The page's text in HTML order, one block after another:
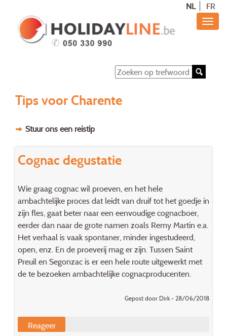
NL FR
Tips voor Charente
Stuur ons een reistip
Cognac degustatie
Wie graag cognac wil proeven, en het hele
ambachtelijke proces dat leidt van druif tot het goedje in
zijn fles, gaat beter naar een eenvoudige cognacboer,
eerder dan naar de grote namen zoals Remy Martin e.a.
Het verhaal is vaak spontaner, minder ingestudeerd,
open, enz. En de proeverij mag er zijn. Tussen Saint
Preuil en Segonzac is er een hele route uitgewerkt met
de te bezoeken ambachtelijke cognacproducenten.
Gepost door Dirk - 28/06/2018
Reageer